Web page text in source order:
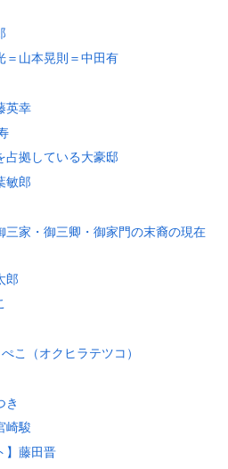
＝山本晃則＝中田有
英幸
占拠している大豪邸
敏郎
三家・御三卿・御家門の末裔の現在
郎
こ（オクヒラテツコ）
き
崎駿
】藤田晋